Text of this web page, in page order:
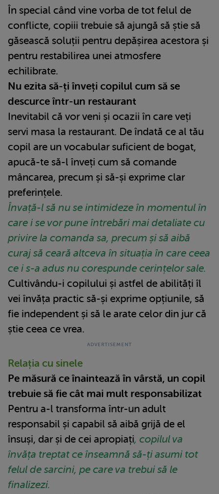
În special când vine vorba de tot felul de
conflicte, copiii trebuie să ajungă să știe să
găsească soluții pentru depășirea acestora și
pentru restabilirea unei atmosfere
echilibrate.
Nu ezita să-ți înveți copilul cum să se
descurce într-un restaurant
Inevitabil că vor veni și ocazii în care veți
servi masa la restaurant. De îndată ce al tău
copil are un vocabular suficient de bogat,
apucă-te să-l înveți cum să comande
mâncarea, precum și să-și exprime clar
preferințele.
Învață-l să nu se intimideze în momentul în
care i se vor pune întrebări mai detaliate cu
privire la comanda sa, precum și să aibă
curaj să ceară altceva în situația în care ceea
ce i s-a adus nu corespunde cerințelor sale.
Cultivându-i copilului și astfel de abilități îl
vei învăța practic să-și exprime opțiunile, să
fie independent și să le arate celor din jur că
știe ceea ce vrea.
Relația cu sinele
Pe măsură ce înaintează în vârstă, un copil
trebuie să fie cât mai mult responsabilizat
Pentru a-l transforma într-un adult
responsabil și capabil să aibă grijă de el
însuși, dar și de cei apropiați, copilul va
învăța treptat ce înseamnă să-ți asumi tot
felul de sarcini, pe care va trebui să le
finalizezi.